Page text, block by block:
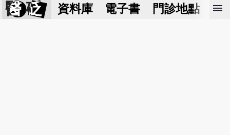
醫 砭 資料庫 電子書 門診地點 預
menu